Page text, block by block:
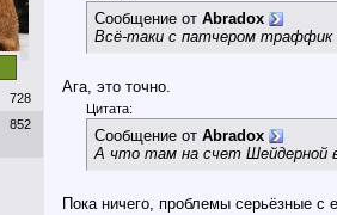
728
852
Сообщение от Abradox
Всё-таки с патчером
Ага, это точно.
Цитата:
Сообщение от Abradox
А что там на счет Шейдерной
Пока ничего, проблемы серьёзные с